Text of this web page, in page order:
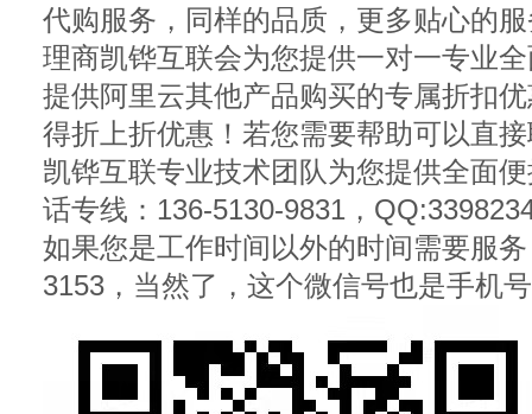
代购服务，同样的品质，更多贴心的
理商凯铧互联会为您提供一对一专业
提供阿里云其他产品购买的专属折扣
得折上折优惠！若您需要帮助可以直
凯铧互联专业技术团队为您提供全面
话专线：136-5130-9831，
如果您是工作时间以外的时间需要服
3153，当然了，这个微信号也是手机